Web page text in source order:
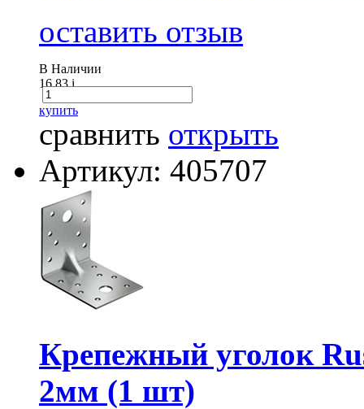
оставить отзыв
В Наличии
16.83i
купить
сравнить открыть
Артикул: 405707
Крепежный уголок
2мм (1 шт)